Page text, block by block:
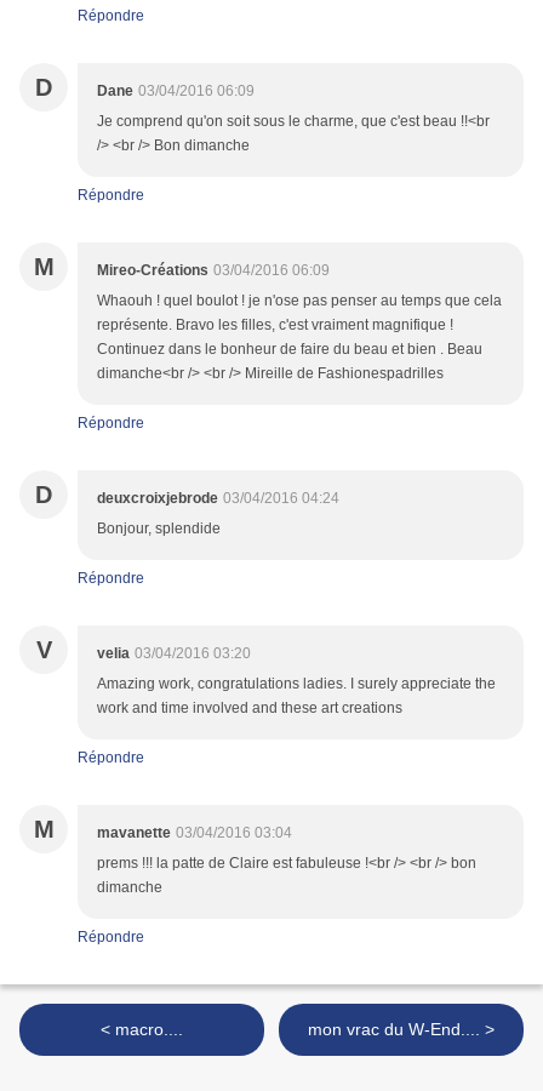
Répondre
D Dane 03/04/2016 06:09
Je comprend qu'on soit sous le charme, que c'est beau !!<br
/> <br /> Bon dimanche
Répondre
M Mireo-Créations 03/04/2016 06:09
Whaouh ! quel boulot ! je n'ose pas penser au temps que cela
représente. Bravo les filles, c'est vraiment magnifique !
Continuez dans le bonheur de faire du beau et bien . Beau
dimanche<br /> <br /> Mireille de Fashionespadrilles
Répondre
D deuxcroixjebrode 03/04/2016 04:24
Bonjour, splendide
Répondre
V velia 03/04/2016 03:20
Amazing work, congratulations ladies. I surely appreciate the
work and time involved and these art creations
Répondre
M mavanette 03/04/2016 03:04
prems !!! la patte de Claire est fabuleuse !<br /> <br /> bon
dimanche
Répondre
< macro.... mon vrac du W-End.... >